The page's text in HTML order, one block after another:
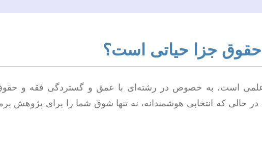
حقوق جزا حیاتی است؟
علمی است، به خصوص در رشته‌ای با عمق و گستردگی فقه و
حالی که انتخابی هوشمندانه، نه تنها شوق شما را برای پژوهش